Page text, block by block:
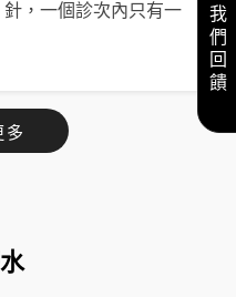
，一個診次內只有一
多
給我們回饋